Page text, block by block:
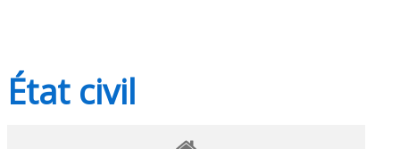
État civil